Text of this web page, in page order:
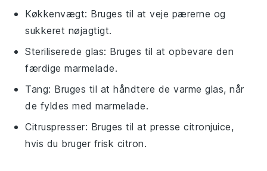
Køkkenvægt: Bruges til at veje pærerne og
sukkeret nøjagtigt.
Steriliserede glas: Bruges til at opbevare den
færdige marmelade.
Tang: Bruges til at håndtere de varme glas, når
de fyldes med marmelade.
Citruspresser: Bruges til at presse citronjuice,
hvis du bruger frisk citron.